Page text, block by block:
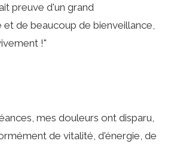
preuve d'un grand
de beaucoup de bienveillance,
!"
mes douleurs ont disparu,
de vitalité, d'énergie, de